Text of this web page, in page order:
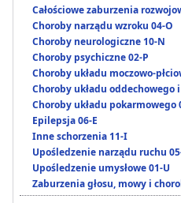
Całościowe zaburzenia
Choroby narządu wzroku 04-O
Choroby neurologiczne 10-N
Choroby psychiczne 02-P
Choroby układu moczowo-
Choroby układu oddechowego
Choroby układu pokarmowego
Epilepsja 06-E
Inne schorzenia 11-I
Upośledzenie narządu ruchu
Upośledzenie umysłowe 01-U
Zaburzenia głosu, mowy i